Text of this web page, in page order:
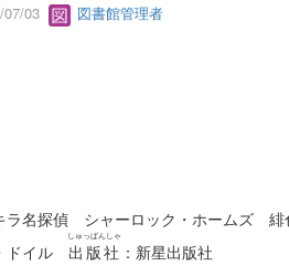
03 図書館管理者
ラ名探偵 シャーロック・ホームズ 緋
ドイル 出版社
しゅっぱんしゃ
：新星出版社